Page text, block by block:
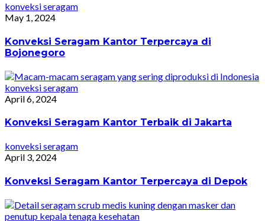
konveksi seragam
May 1, 2024
Konveksi Seragam Kantor Terpercaya di
Bojonegoro
konveksi seragam
April 6, 2024
Konveksi Seragam Kantor Terbaik di Jakarta
konveksi seragam
April 3, 2024
Konveksi Seragam Kantor Terpercaya di Depok